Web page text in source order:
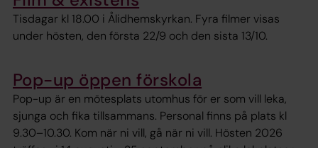
Tisdagar kl 18.00 i Ålidhemskyrkan. Fyra filmer visas
under hösten, den första 22/9 och den sista 13/10.
Pop-up öppen förskola
Pop-up är en mötesplats utomhus för er som vill leka,
sjunga och fika tillsammans. Personal finns på plats kl
9.30–10.30. Kom när ni vill, gå när ni vill. Hösten 2026